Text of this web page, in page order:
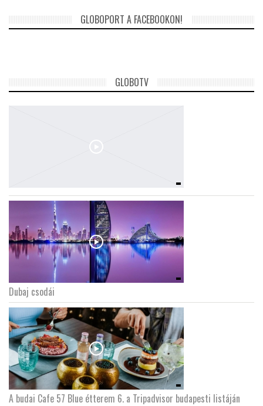
GLOBOPORT A FACEBOOKON!
GLOBOTV
Dubaj csodái
A budai Cafe 57 Blue étterem 6. a Tripadvisor budapesti listáján